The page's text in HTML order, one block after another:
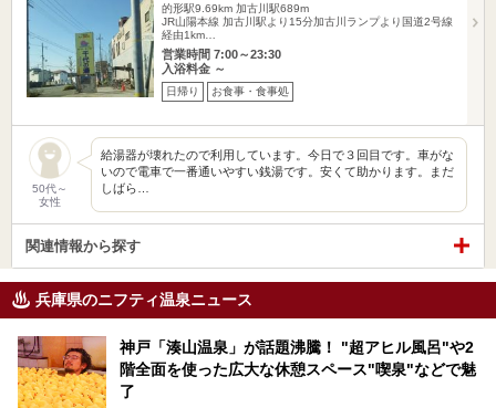
的形駅9.69km 加古川駅689m
JR山陽本線 加古川駅より15分加古川ランプより国道2号線
経由1km…
営業時間 7:00～23:30
入浴料金 ～
日帰り お食事・食事処
50代～
女性
給湯器が壊れたので利用しています。今日で３回目です。車がな
いので電車で一番通いやすい銭湯です。安くて助かります。まだ
しばら…
関連情報から探す
兵庫県のニフティ温泉ニュース
神戸「湊山温泉」が話題沸騰！ "超アヒル風呂"や2
階全面を使った広大な休憩スペース"喫泉"などで魅
了